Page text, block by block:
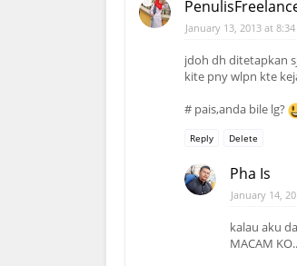
January 13, 2013 at 8:34
jdoh dh ditetapkan
kite pny wlpn kte
# pais,anda bile lg?
Reply Delete
Pha Is
January 14,
kalau aku
MACAM KO..